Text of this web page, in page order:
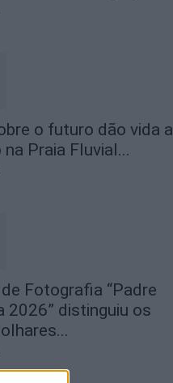
o futuro dão vida a
Praia Fluvial...
Fotografia “Padre
2026” distinguiu os